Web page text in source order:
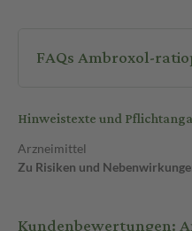
FAQs Ambroxol-
Hinweistexte und
Arzneimittel
Zu Risiken und